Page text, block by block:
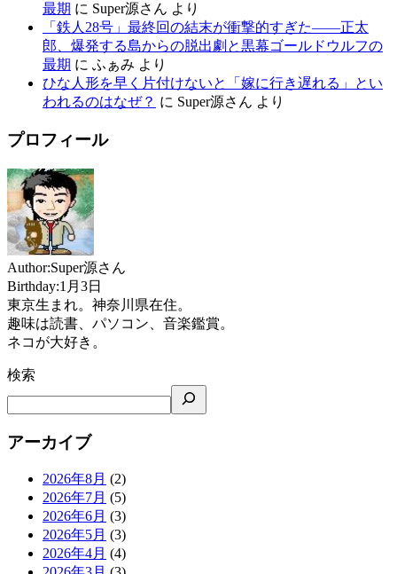
最期 に Super源さん より
「鉄人28号」最終回の結末が衝撃的すぎた——正太
郎、爆発する島からの脱出劇と黒幕ゴールドウルフの
最期 に ふぁみ より
ひな人形を早く片付けないと「嫁に行き遅れる」とい
われるのはなぜ？ に Super源さん より
プロフィール
Author:Super源さん
Birthday:1月3日
東京生まれ。神奈川県在住。
趣味は読書、パソコン、音楽鑑賞。
ネコが大好き。
検索
アーカイブ
2026年8月 (2)
2026年7月 (5)
2026年6月 (3)
2026年5月 (3)
2026年4月 (4)